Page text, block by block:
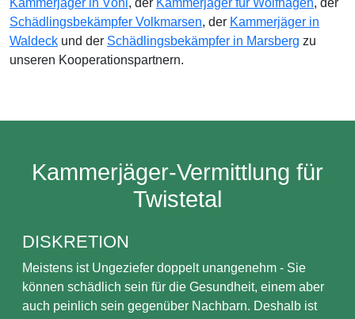
Kammerjäger in Vöhl , der Kammerjäger für Wolfhagen, der
Schädlingsbekämpfer Volkmarsen, der Kammerjäger in
Waldeck und der Schädlingsbekämpfer in Marsberg zu
unseren Kooperationspartnern.
Kammerjäger-Vermittlung für
Twistetal
DISKRETION
Meistens ist Ungeziefer doppelt unangenehm - Sie
können schädlich sein für die Gesundheit, einem aber
auch peinlich sein gegenüber Nachbarn. Deshalb ist